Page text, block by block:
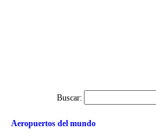
Buscar:
Aeropuertos del mundo